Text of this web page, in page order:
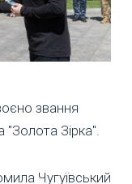
звання
"Золота Зірка".
Чугуївський